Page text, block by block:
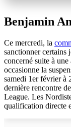
Benjamin
Ce mercredi, la
sanctionner certains
concerné suite à
occasionne la
samedi 1er février à
dernière rencontre
League. Les
qualification directe